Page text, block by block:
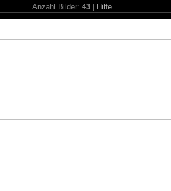
Anzahl Bilder: 43 Hilfe